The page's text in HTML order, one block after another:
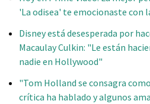
'La odisea' te emocionaste con
Disney está desesperada por
Macaulay Culkin: "Le están
nadie en Hollywood"
"Tom Holland se consagra
crítica ha hablado y algunos